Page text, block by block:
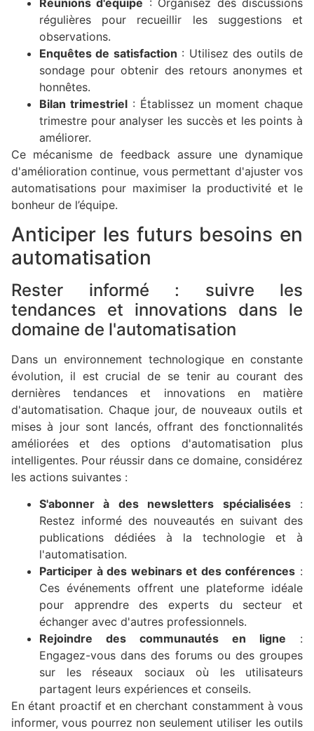
régulières pour recueillir les suggestions et
observations.
Enquêtes de satisfaction : Utilisez des outils de
sondage pour obtenir des retours anonymes et
honnêtes.
Bilan trimestriel: Établissez un moment chaque
trimestre pour analyser les succès et les points à
améliorer.
Ce mécanisme de feedback assure une dynamique
d'amélioration continue, vous permettant d'ajuster vos
automatisations pour maximiser la productivité et le
bonheur de l’équipe.
Anticiper les futurs besoins en
automatisation
Rester informé : suivre les
tendances et innovations dans le
domaine de l'automatisation
Dans un environnement technologique en constante
évolution, il est crucial de se tenir au courant des
dernières tendances et innovations en matière
d'automatisation. Chaque jour, de nouveaux outils et
mises à jour sont lancés, offrant des fonctionnalités
améliorées et des options d'automatisation plus
intelligentes. Pour réussir dans ce domaine, considérez
les actions suivantes :
S'abonner à des newsletters spécialisées:
Restez informé des nouveautés en suivant des
publications dédiées à la technologie et à
l'automatisation.
Participer à des webinars et des conférences :
Ces événements offrent une plateforme idéale
pour apprendre des experts du secteur et
échanger avec d'autres professionnels.
Rejoindre des communautés en ligne :
Engagez-vous dans des forums ou des groupes
sur les réseaux sociaux où les utilisateurs
partagent leurs expériences et conseils.
En étant proactif et en cherchant constamment à vous
informer, vous pourrez non seulement utiliser les outils